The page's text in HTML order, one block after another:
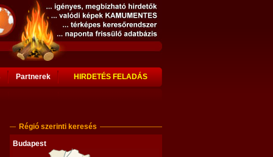
Partnerek HIRDETÉS FELADÁS
Régió szerinti keresés
Budapest